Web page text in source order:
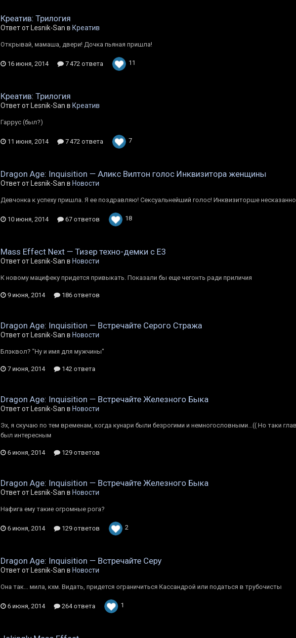
Креатив: Трилогия
Ответ от Lesnik-San в Креатив
Открывай, мамаша, двери! Дочка пьяная пришла!
16 июня, 2014 7 472 ответа 11
Креатив: Трилогия
Ответ от Lesnik-San в Креатив
Гаррус (был?)
11 июня, 2014 7 472 ответа 7
Dragon Age: Inquisition — Аликс Вилтон голос Инквизитора женщины
Ответ от Lesnik-San в Новости
Девчонка к успеху пришла. Я ее поздравляю! Сексуальнейший голос! Инквизиторше
10 июня, 2014 67 ответов 18
Mass Effect Next — Тизер техно-демки с E3
Ответ от Lesnik-San в Новости
К новому мацифеку придется привыкать. Показали бы еще чегонть ради приличия
9 июня, 2014 186 ответов
Dragon Age: Inquisition — Встречайте Серого Стража
Ответ от Lesnik-San в Новости
Блэквол? "Ну и имя для мужчины"
7 июня, 2014 142 ответа
Dragon Age: Inquisition — Встречайте Железного Быка
Ответ от Lesnik-San в Новости
Эх, я скучаю по тем временам, когда кунари были безрогими и немногословными...(( Но таки
был интересным
6 июня, 2014 129 ответов
Dragon Age: Inquisition — Встречайте Железного Быка
Ответ от Lesnik-San в Новости
Нафига ему такие огромные рога?
6 июня, 2014 129 ответов 2
Dragon Age: Inquisition — Встречайте Серу
Ответ от Lesnik-San в Новости
Она так... мила, кхм. Видать, придется ограничиться Кассандрой или податься в трубочисты
6 июня, 2014 264 ответа 1